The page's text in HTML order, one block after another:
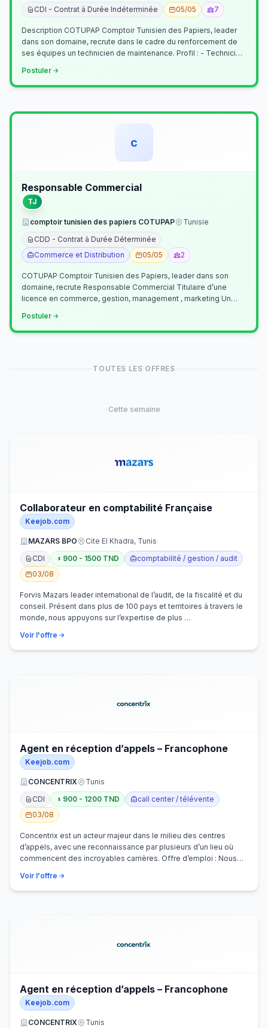
CDI - Contrat à Durée Indéterminée
05/05 7
Description COTUPAP Comptoir Tunisien des Papiers, leader
dans son domaine, recrute dans le cadre du renforcement de
ses équipes un technicien de maintenance. Profil : - Technicien
Postuler
c
Responsable Commercial
TJ
comptoir tunisien des papiers COTUPAP
Tunisie
CDD - Contrat à Durée Déterminée
Commerce et Distribution
05/05 2
COTUPAP Comptoir Tunisien des Papiers, leader dans son
domaine, recrute Responsable Commercial Titulaire d’une
licence en commerce, gestion, management , marketing Un
Postuler
TOUTES LES OFFRES
Cette semaine
Collaborateur en comptabilité Française
Keejob.com
MAZARS BPO
Cite El Khadra, Tunis
CDI
900 - 1500 TND
comptabilité / gestion / audit
03/08
Forvis Mazars leader international de l’audit, de la fiscalité et du
conseil. Présent dans plus de 100 pays et territoires à travers le
monde, nous appuyons sur l’expertise de plus …
Voir l'offre
Agent en réception d’appels – Francophone
Keejob.com
CONCENTRIX
Tunis
CDI
900 - 1200 TND
call center / télévente
03/08
Concentrix est un acteur majeur dans le milieu des centres
d’appels, avec une reconnaissance par plusieurs d’un lieu où
commencent des incroyables carrières. Offre d’emploi : Nous
Voir l'offre
Agent en réception d’appels – Francophone
Keejob.com
CONCENTRIX
Tunis